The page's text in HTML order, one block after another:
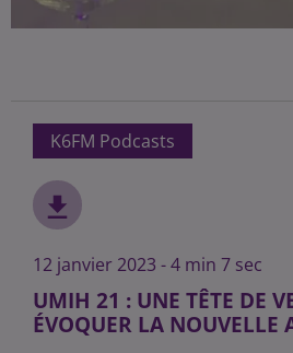
K6FM Podcasts
12 janvier 2023 - 4 min 7 sec
UMIH 21 : UNE TÊTE DE
ÉVOQUER LA NOUVELLE